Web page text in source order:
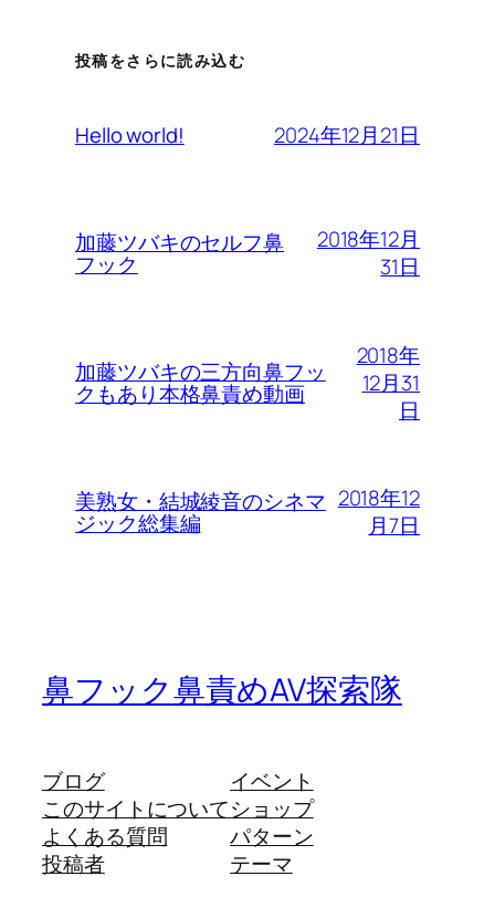
投稿をさらに読み込む
Hello world! 2024年12月21日
加藤ツバキのセルフ鼻
フック
2018年12月
31日
加藤ツバキの三方向鼻フッ
クもあり本格鼻責め動画
2018年
12月31
日
美熟女・結城綾音のシネマ
ジック総集編
2018年12
月7日
鼻フック鼻責めAV探索隊
ブログ
このサイトについて
よくある質問
投稿者
イベント
ショップ
パターン
テーマ